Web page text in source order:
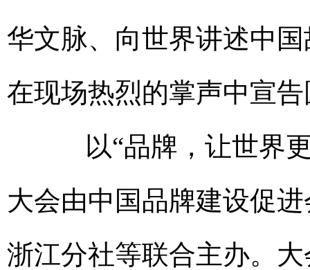
华文脉、向世界讲述中
在现场热烈的掌声中宣
以“品牌，让世界更
大会由中国品牌建设促
浙江分社等联合主办。